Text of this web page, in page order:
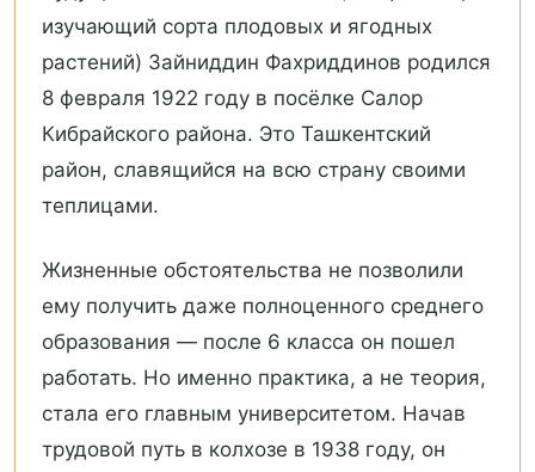
изучающий сорта плодовых и ягодных
растений) Зайниддин Фахриддинов родился
8 февраля 1922 году в посёлке Салор
Кибрайского района. Это Ташкентский
район, славящийся на всю страну своими
теплицами.
Жизненные обстоятельства не позволили
ему получить даже полноценного среднего
образования — после 6 класса он пошел
работать. Но именно практика, а не теория,
стала его главным университетом. Начав
трудовой путь в колхозе в 1938 году, он